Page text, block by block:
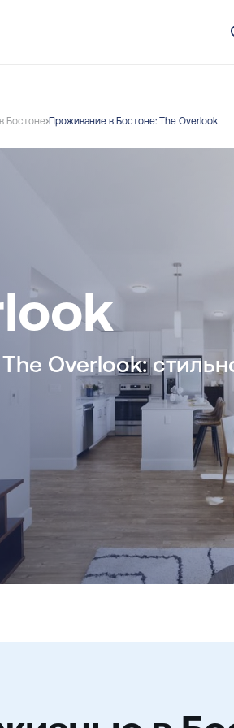
Бостоне Проживание в Бостоне: The Overlook
Overlook: